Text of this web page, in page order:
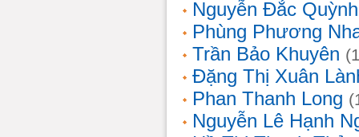
Nguyễn Đắc
Phùng Phương
Trần Bảo Khuyên
Đặng Thị Xuân
Phan Thanh Long
Nguyễn Lê Hạnh